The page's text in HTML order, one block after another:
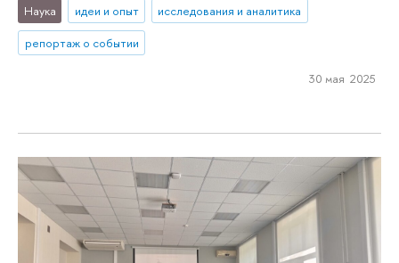
Наука идеи и опыт
исследования и аналитика
репортаж о событии
30 мая 2025